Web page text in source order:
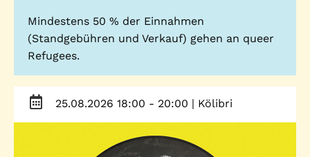
Gemeinwesenarbeit | Kulturarbeit | Sozialarbeit
Hein-Köllisch-Platz 11 + 12, 20359 Hamburg
Telefon: (040) 319 36 23
Fax: (040) 410 98 87 57
E-Mail:
info@gwa-stpauli.de
Spenden: Investieren Sie in die GWA!
Mindestens 50 % der Einnahmen
(Standgebühren und Verkauf) gehen an queer
Refugees.
25.08.2026 18:00 - 20:00 | Kölibri